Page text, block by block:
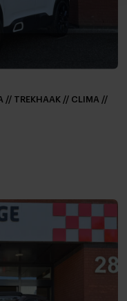
// TREKHAAK // CLIMA //